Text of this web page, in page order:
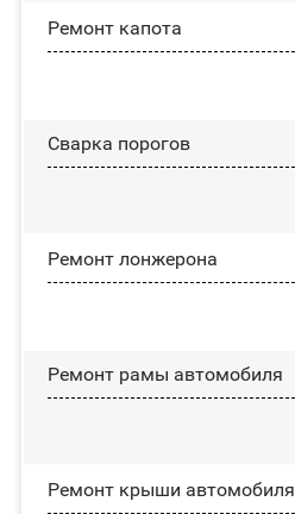
Ремонт капота
Сварка порогов
Ремонт лонжерона
Ремонт рамы автомобиля
Ремонт крыши автомобиля